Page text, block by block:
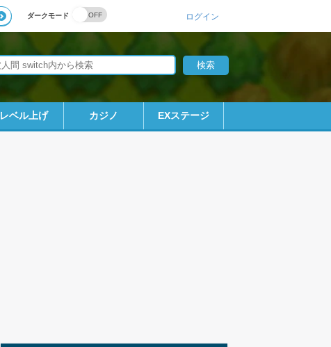
ダークモード ログイン
レベル上げ カジノ EXステージ